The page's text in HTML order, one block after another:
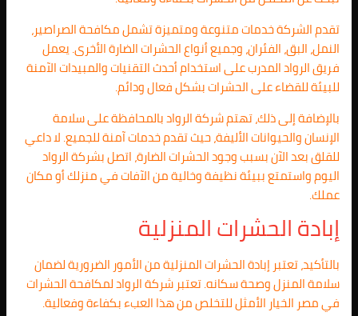
تقدم الشركة خدمات متنوعة ومتميزة تشمل مكافحة الصراصير،
النمل، البق، الفئران، وجميع أنواع الحشرات الضارة الأخرى. يعمل
فريق الرواد المدرب على استخدام أحدث التقنيات والمبيدات الآمنة
للبيئة للقضاء على الحشرات بشكل فعال ودائم.
بالإضافة إلى ذلك، تهتم شركة الرواد بالمحافظة على سلامة
الإنسان والحيوانات الأليفة، حيث تقدم خدمات آمنة للجميع. لا داعي
للقلق بعد الآن بسبب وجود الحشرات الضارة، اتصل بشركة الرواد
اليوم واستمتع ببيئة نظيفة وخالية من الآفات في منزلك أو مكان
عملك.
إبادة الحشرات المنزلية
بالتأكيد، تعتبر إبادة الحشرات المنزلية من الأمور الضرورية لضمان
سلامة المنزل وصحة سكانه. تعتبر شركة الرواد لمكافحة الحشرات
في مصر الخيار الأمثل للتخلص من هذا العبء بكفاءة وفعالية.